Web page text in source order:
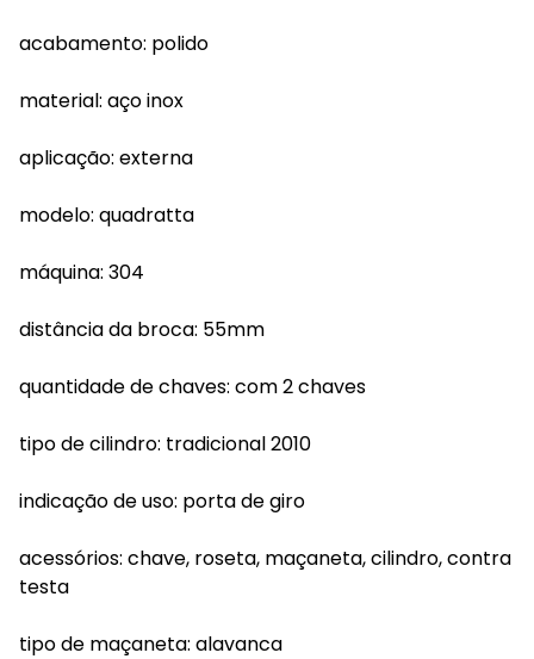
acabamento: polido
material: aço inox
aplicação: externa
modelo: quadratta
máquina: 304
distância da broca: 55mm
quantidade de chaves: com 2 chaves
tipo de cilindro: tradicional 2010
indicação de uso: porta de giro
acessórios: chave, roseta, maçaneta, cilindro, contra
testa
tipo de maçaneta: alavanca